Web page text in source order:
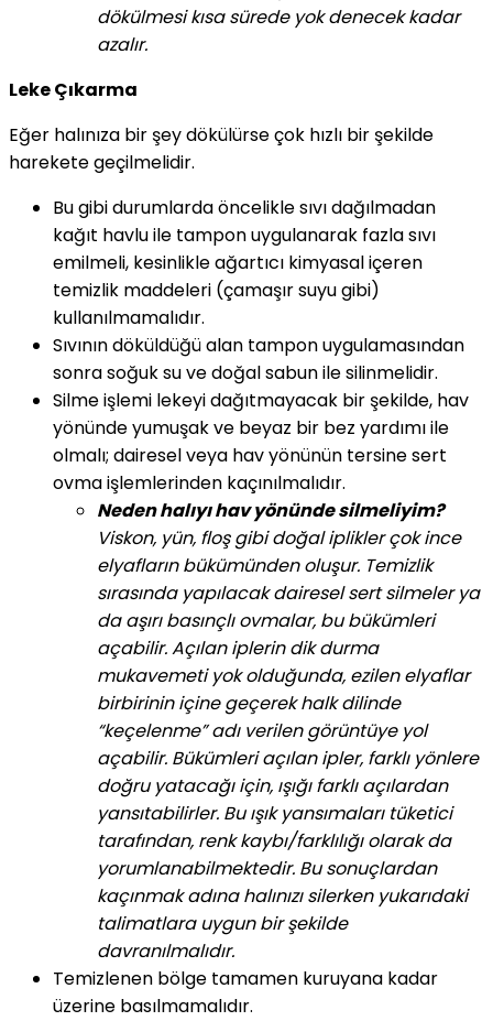
dökülmesi kısa sürede yok denecek kadar
azalır.
Leke Çıkarma
Eğer halınıza bir şey dökülürse çok hızlı bir şekilde
harekete geçilmelidir.
Bu gibi durumlarda öncelikle sıvı dağılmadan
kağıt havlu ile tampon uygulanarak fazla sıvı
emilmeli, kesinlikle ağartıcı kimyasal içeren
temizlik maddeleri (çamaşır suyu gibi)
kullanılmamalıdır.
Sıvının döküldüğü alan tampon uygulamasından
sonra soğuk su ve doğal sabun ile silinmelidir.
Silme işlemi lekeyi dağıtmayacak bir şekilde, hav
yönünde yumuşak ve beyaz bir bez yardımı ile
olmalı; dairesel veya hav yönünün tersine sert
ovma işlemlerinden kaçınılmalıdır.
Neden halıyı hav yönünde silmeliyim?
Viskon, yün, floş gibi doğal iplikler çok ince
elyafların bükümünden oluşur. Temizlik
sırasında yapılacak dairesel sert silmeler ya
da aşırı basınçlı ovmalar, bu bükümleri
açabilir. Açılan iplerin dik durma
mukavemeti yok olduğunda, ezilen elyaflar
birbirinin içine geçerek halk dilinde
“keçelenme” adı verilen görüntüye yol
açabilir. Bükümleri açılan ipler, farklı yönlere
doğru yatacağı için, ışığı farklı açılardan
yansıtabilirler. Bu ışık yansımaları tüketici
tarafından, renk kaybı/farklılığı olarak da
yorumlanabilmektedir. Bu sonuçlardan
kaçınmak adına halınızı silerken yukarıdaki
talimatlara uygun bir şekilde
davranılmalıdır.
Temizlenen bölge tamamen kuruyana kadar
üzerine basılmamalıdır.